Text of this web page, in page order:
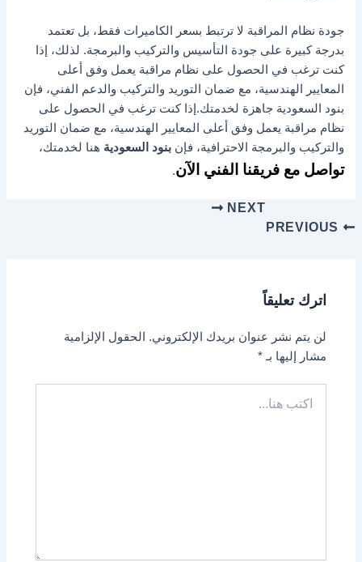
جودة نظام المراقبة لا ترتبط بسعر الكاميرات فقط، بل تعتمد
بدرجة كبيرة على جودة التأسيس والتركيب والبرمجة. لذلك، إذا
كنت ترغب في الحصول على نظام مراقبة يعمل وفق أعلى
المعايير الهندسية، مع ضمان التوريد والتركيب والدعم الفني، فإن
بنود السعودية جاهزة لخدمتك.إذا كنت ترغب في الحصول على
نظام مراقبة يعمل وفق أعلى المعايير الهندسية، مع ضمان التوريد
والتركيب والبرمجة الاحترافية، فإنبنود السعودية هنا لخدمتك،
تواصل مع فريقنا الفني الآن.
NEXT
اترك تعليقاً
لن يتم نشر عنوان بريدك الإلكتروني.
الحقول الإلزامية
مشار إليها بـ*
هنا...